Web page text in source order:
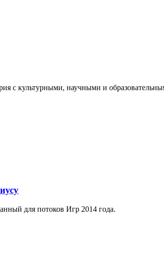
с культурными, научными и
для потоков Игр 2014 года.